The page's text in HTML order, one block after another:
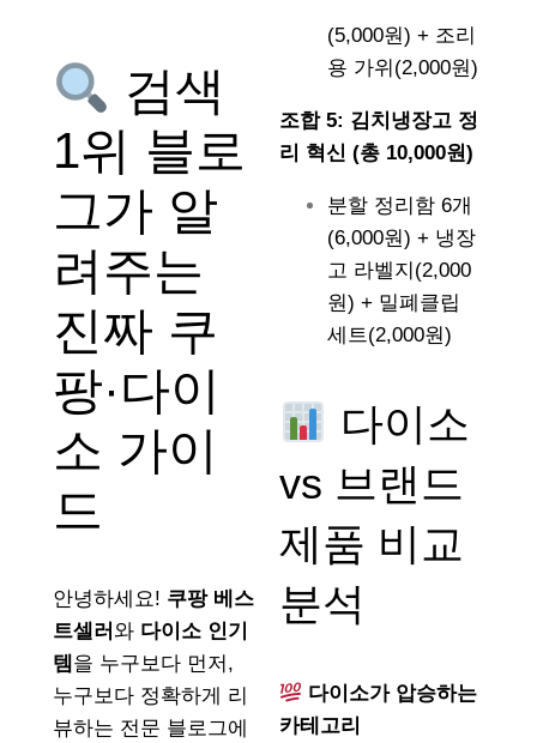
검색
1위 블로
그가 알
려주는
진짜 쿠
팡·다이
소 가이
드
안녕하세요! 쿠팡 베스
트셀러 와 다이소 인기
템 을 누구보다 먼저,
누구보다 정확하게 리
뷰하는 전문 블로그에
(5,000원) + 조리
용 가위(2,000원)
조합 5: 김치냉장고 정
리 혁신 (총 10,000원)
분할 정리함 6개
(6,000원) + 냉장
고 라벨지(2,000
원) + 밀폐클립
세트(2,000원)
다이소
vs 브랜드
제품 비교
분석
다이소가 압승하는
카테고리